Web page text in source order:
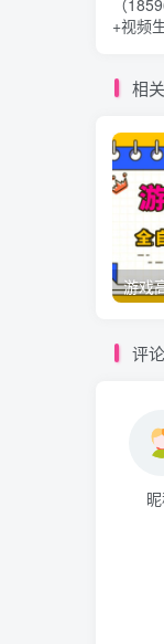
+视频
相
评论